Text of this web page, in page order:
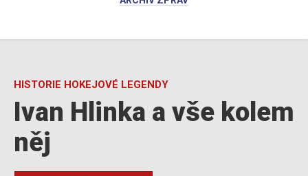
HISTORIE HOKEJOVÉ LEGENDY
Ivan Hlinka a vše kolem
něj